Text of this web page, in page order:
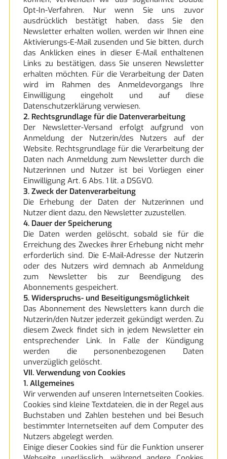
Opt-In-Verfahren. Nur wenn Sie uns zuvor
ausdrücklich bestätigt haben, dass Sie den
Newsletter erhalten wollen, werden wir Ihnen eine
Aktivierungs-E-Mail zusenden und Sie bitten, durch
das Anklicken eines in dieser E-Mail enthaltenen
Links zu bestätigen, dass Sie unseren Newsletter
erhalten möchten. Für die Verarbeitung der Daten
wird im Rahmen des Anmeldevorgangs Ihre
Einwilligung eingeholt und auf diese
Datenschutzerklärung verwiesen.
2. Rechtsgrundlage für die Datenverarbeitung
Der Newsletter-Versand erfolgt aufgrund von
Anmeldung der Nutzerin/des Nutzers auf der
Website. Rechtsgrundlage für die Verarbeitung der
Daten nach Anmeldung zum Newsletter durch die
Nutzerinnen und Nutzer ist bei Vorliegen einer
Einwilligung Art. 6 Abs. 1 lit. a DSGVO.
3. Zweck der Datenverarbeitung
Die Erhebung der Daten der Nutzerinnen und
Nutzer dient dazu, den Newsletter zuzustellen.
4. Dauer der Speicherung
Die Daten werden gelöscht, sobald sie für die
Erreichung des Zweckes ihrer Erhebung nicht mehr
erforderlich sind. Die E-Mail-Adresse der Nutzerin
oder des Nutzers wird demnach ab Anmeldung
zum Newsletter bis zur Beendigung des
Abonnements gespeichert.
5. Widerspruchs- und Beseitigungsmöglichkeit
Das Abonnement des Newsletters kann durch die
Nutzerin/den Nutzer jederzeit gekündigt werden. Zu
diesem Zweck findet sich in jedem Newsletter ein
entsprechender Link. In Falle der Kündigung
werden die personenbezogenen Daten
unverzüglich gelöscht.
VII. Verwendung von Cookies
1. Allgemeines
Wir verwenden auf unseren Internetseiten Cookies.
Cookies sind kleine Textdateien, die in der Regel aus
Buchstaben und Zahlen bestehen und bei Besuch
bestimmter Internetseiten auf dem Computer des
Nutzers abgelegt werden.
Einige dieser Cookies sind für die Funktion unserer